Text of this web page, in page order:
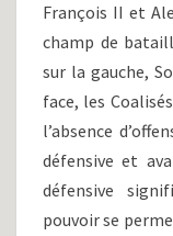
François II et
champ de
sur la gauche,
face, les
l’absence
défensive et
défensive
pouvoir se